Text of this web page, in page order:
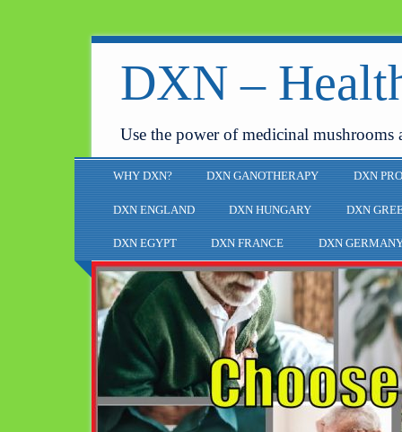
DXN –
Use the power of medicinal mushrooms
WHY DXN? DXN GANOTHERAPY DXN
DXN ENGLAND DXN HUNGARY DXN
DXN EGYPT DXN FRANCE DXN